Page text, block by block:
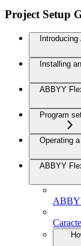
Project Setup
Installing
ABBYY
Program
Operating
ABBYY